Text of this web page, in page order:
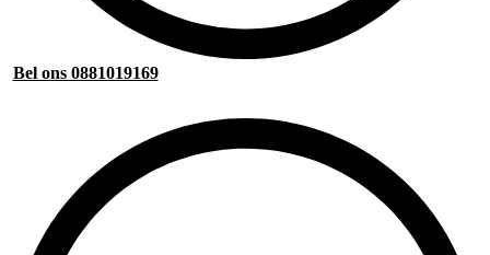
Bel ons 0881019169